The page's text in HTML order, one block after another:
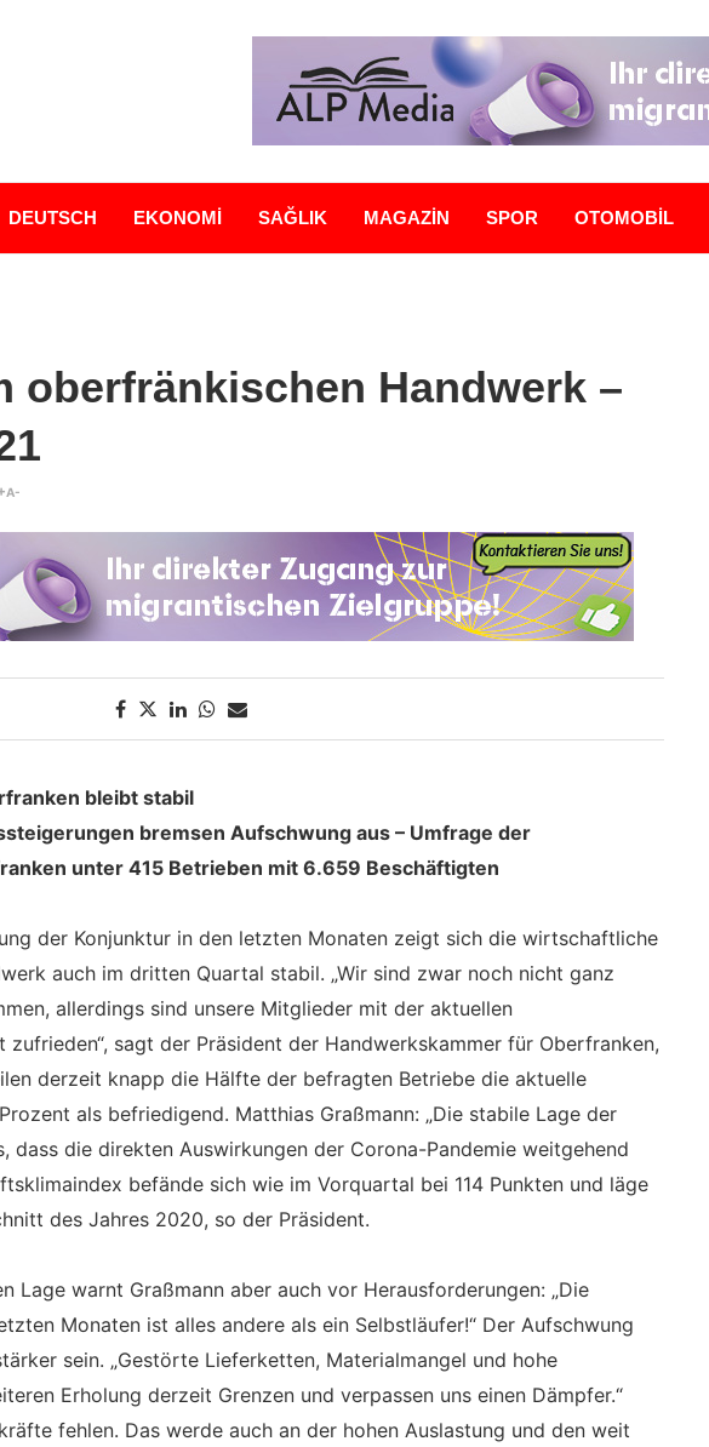
DEUTSCH EKONOMİ SAĞLIK MAGAZİN SPOR OTOMOBİL
oberfränkischen Handwerk –
A-
bleibt stabil
bremsen Aufschwung aus – Umfrage der
unter 415 Betrieben mit 6.659 Beschäftigten
der Konjunktur in den letzten Monaten zeigt sich die wirtschaftliche
auch im dritten Quartal stabil. „Wir sind zwar noch nicht ganz
allerdings sind unsere Mitglieder mit der aktuellen
sagt der Präsident der Handwerkskammer für Oberfranken,
derzeit knapp die Hälfte der befragten Betriebe die aktuelle
als befriedigend. Matthias Graßmann: „Die stabile Lage der
dass die direkten Auswirkungen der Corona-Pandemie weitgehend
befände sich wie im Vorquartal bei 114 Punkten und läge
des Jahres 2020, so der Präsident.
Lage warnt Graßmann aber auch vor Herausforderungen: „Die
Monaten ist alles andere als ein Selbstläufer!“ Der Aufschwung
sein. „Gestörte Lieferketten, Materialmangel und hohe
Erholung derzeit Grenzen und verpassen uns einen Dämpfer.“
fehlen. Das werde auch an der hohen Auslastung und den weit